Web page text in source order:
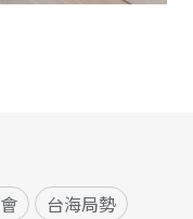
台海局勢